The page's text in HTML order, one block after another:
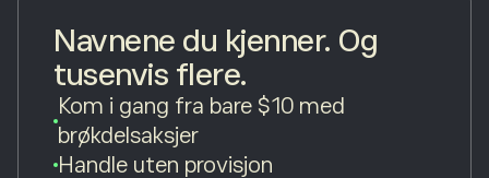
Navnene du kjenner. Og
tusenvis flere.
Kom i gang fra bare $10 med
brøkdelsaksjer
Handle uten provisjon